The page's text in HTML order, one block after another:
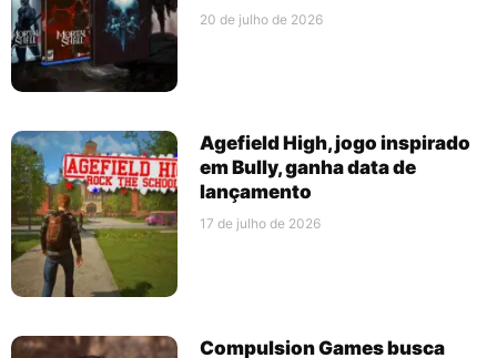
20 de julho de 2026
Agefield High, jogo inspirado
em Bully, ganha data de
lançamento
17 de julho de 2026
Compulsion Games busca